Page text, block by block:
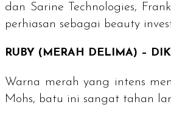
dan Sarine Technologies,
perhiasan sebagai beauty
RUBY (MERAH DELIMA) –
Warna merah yang intens
Mohs, batu ini sangat tahan